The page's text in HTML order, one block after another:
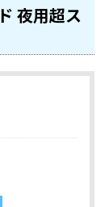
夜用超ス